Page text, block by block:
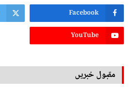
Facebook
YouTube
مقبول خبریں